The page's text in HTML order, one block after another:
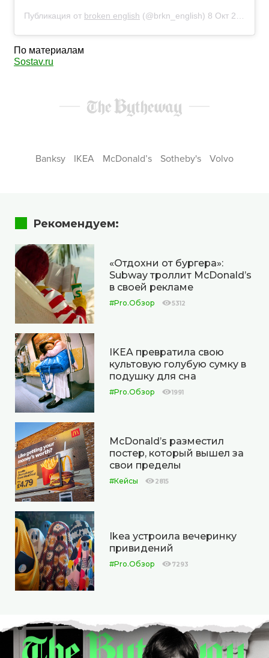
Публикация от broken english (@brkn_english) 8 Окт 2018 в 5:38 PDT
По материалам
Sostav.ru
Banksy IKEA McDonald’s Sotheby's Volvo
Рекомендуем:
«Отдохни от бургера»:
Subway троллит McDonald’s
в своей рекламе
#Pro.Обзор 5312
IKEA превратила свою
культовую голубую сумку в
подушку для сна
#Pro.Обзор 1991
McDonald’s разместил
постер, который вышел за
свои пределы
#Кейсы 2815
Ikea устроила вечеринку
привидений
#Pro.Обзор 7293